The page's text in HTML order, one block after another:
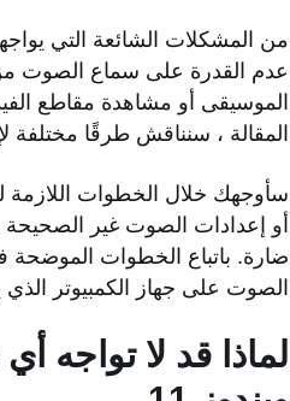
من المشكلات الشائعة التي
عدم القدرة على سماع الصوت
الموسيقى أو مشاهدة مقاطع
المقالة ، سنناقش طرقًا
سأوجهك خلال الخطوات
أو إعدادات الصوت غير الصحيحة
ضارة. باتباع الخطوات الموضحة
الصوت على جهاز الكمبيوتر الذي
لماذا قد لا